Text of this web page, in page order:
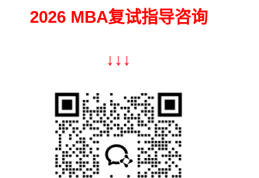
2026 MBA复试指导咨询
↓ ↓ ↓